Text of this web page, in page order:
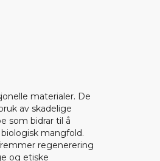
materialer. De
av skadelige
som bidrar til å
mangfold.
regenerering
og etiske